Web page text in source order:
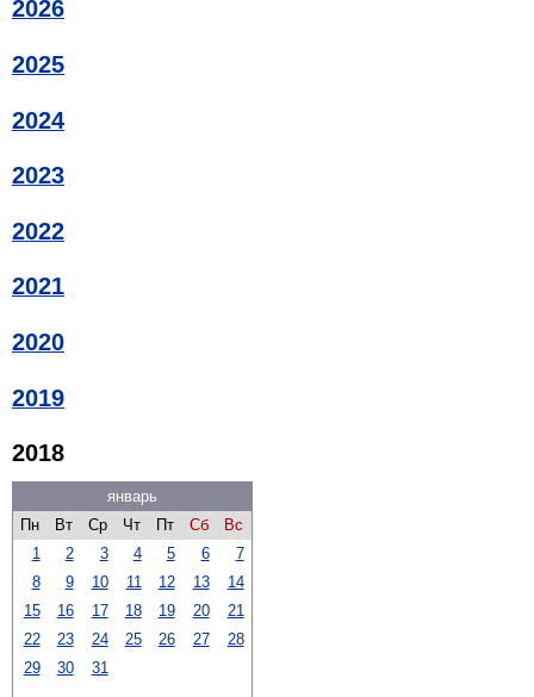
2026
2025
2024
2023
2022
2021
2020
2019
2018
январь
Пн
Вт Ср Чт Пт Сб
Вс
1
2 3 4 5 6
7
8
9 10 11 12 13
14
15
16 17 18 19 20
21
22
23 24 25 26 27
28
29
30 31